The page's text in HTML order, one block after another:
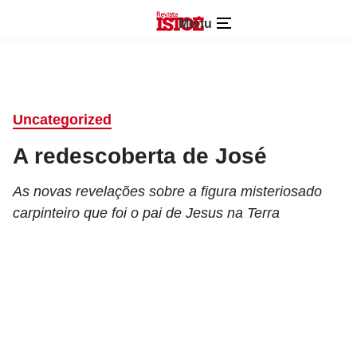
Menu
Uncategorized
A redescoberta de José
As novas revelações sobre a figura misteriosado
carpinteiro que foi o pai de Jesus na Terra